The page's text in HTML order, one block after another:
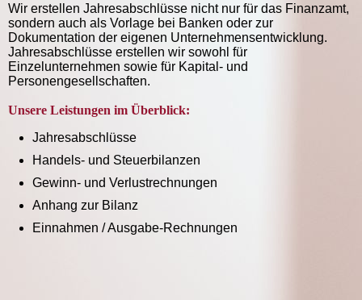
Wir erstellen Jahresabschlüsse nicht nur für das Finanzamt,
sondern auch als Vorlage bei Banken oder zur
Dokumentation der eigenen Unternehmensentwicklung.
Jahresabschlüsse erstellen wir sowohl für
Einzelunternehmen sowie für Kapital- und
Personengesellschaften.
Unsere Leistungen im Überblick:
Jahresabschlüsse
Handels- und Steuerbilanzen
Gewinn- und Verlustrechnungen
Anhang zur Bilanz
Einnahmen / Ausgabe-Rechnungen